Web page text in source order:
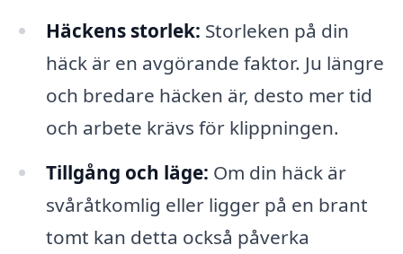
Häckens storlek: Storleken på din
häck är en avgörande faktor. Ju längre
och bredare häcken är, desto mer tid
och arbete krävs för klippningen.
Tillgång och läge: Om din häck är
svåråtkomlig eller ligger på en brant
tomt kan detta också påverka